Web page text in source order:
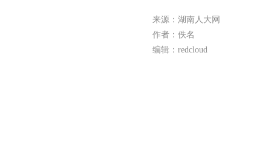
来源：湖南人大网
作者：佚名
编辑：redcloud